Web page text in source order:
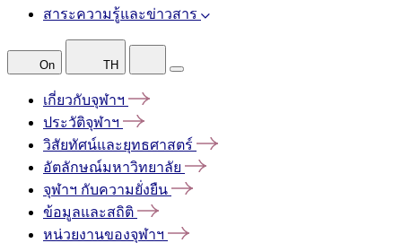
สาระความรู้และข่าวสาร
On TH
เกี่ยวกับจุฬาฯ
ประวัติจุฬาฯ
วิสัยทัศน์และยุทธศาสตร์
อัตลักษณ์มหาวิทยาลัย
จุฬาฯ กับความยั่งยืน
ข้อมูลและสถิติ
หน่วยงานของจุฬาฯ